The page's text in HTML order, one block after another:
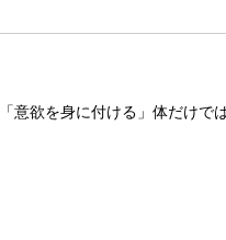
意欲を身に付ける」体だけ